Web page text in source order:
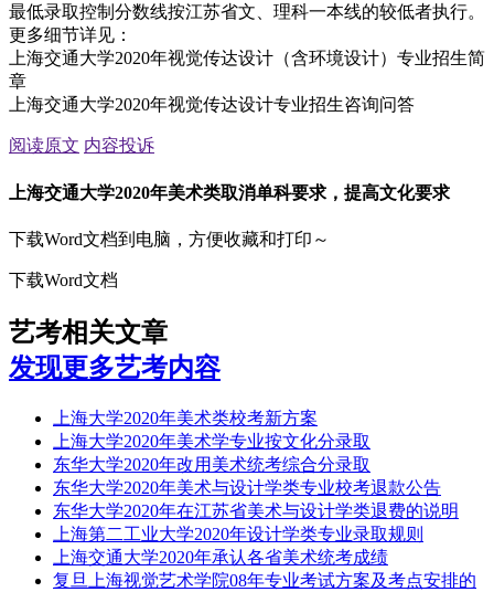
最低录取控制分数线按江苏省文、理科一本线的较低者执行。
更多细节详见：
上海交通大学2020年视觉传达设计（含环境设计）专业招生简
章
上海交通大学2020年视觉传达设计专业招生咨询问答
阅读原文 内容投诉
上海交通大学2020年美术类取消单科要求，提高文化要求
下载Word文档到电脑，方便收藏和打印～
下载Word文档
艺考相关文章
发现更多艺考内容
上海大学2020年美术类校考新方案
上海大学2020年美术学专业按文化分录取
东华大学2020年改用美术统考综合分录取
东华大学2020年美术与设计学类专业校考退款公告
东华大学2020年在江苏省美术与设计学类退费的说明
上海第二工业大学2020年设计学类专业录取规则
上海交通大学2020年承认各省美术统考成绩
复旦上海视觉艺术学院08年专业考试方案及考点安排的